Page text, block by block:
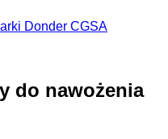
Donder CGSA
do nawożenia